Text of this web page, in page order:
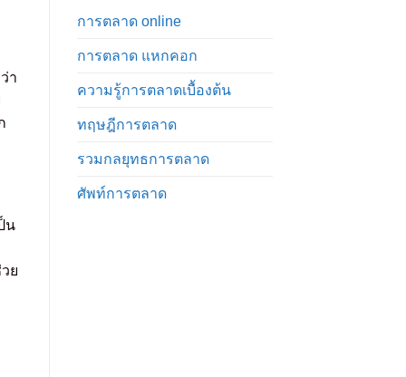
า
น
ย
ให้
การตลาด online
การตลาด แหกคอก
ความรู้การตลาดเบื้องต้น
ทฤษฎีการตลาด
รวมกลยุทธการตลาด
ศัพท์การตลาด